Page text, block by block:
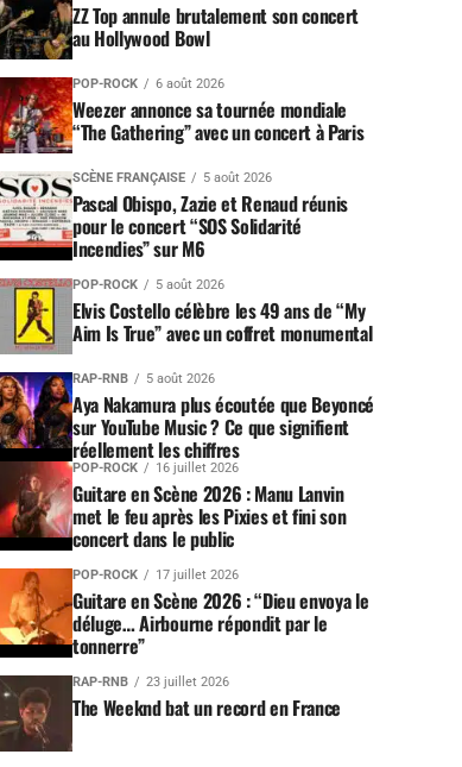
ZZ Top annule brutalement son concert
au Hollywood Bowl
POP-ROCK 6 août 2026
Weezer annonce sa tournée mondiale
“The Gathering” avec un concert à Paris
SCÈNE FRANÇAISE 5 août 2026
Pascal Obispo, Zazie et Renaud réunis
pour le concert “SOS Solidarité
Incendies” sur M6
POP-ROCK 5 août 2026
Elvis Costello célèbre les 49 ans de “My
Aim Is True” avec un coffret monumental
RAP-RNB 5 août 2026
Aya Nakamura plus écoutée que Beyoncé
sur YouTube Music ? Ce que signifient
réellement les chiffres
POP-ROCK 16 juillet 2026
Guitare en Scène 2026 : Manu Lanvin
met le feu après les Pixies et fini son
concert dans le public
POP-ROCK 17 juillet 2026
Guitare en Scène 2026 : “Dieu envoya le
déluge… Airbourne répondit par le
tonnerre”
RAP-RNB 23 juillet 2026
The Weeknd bat un record en France